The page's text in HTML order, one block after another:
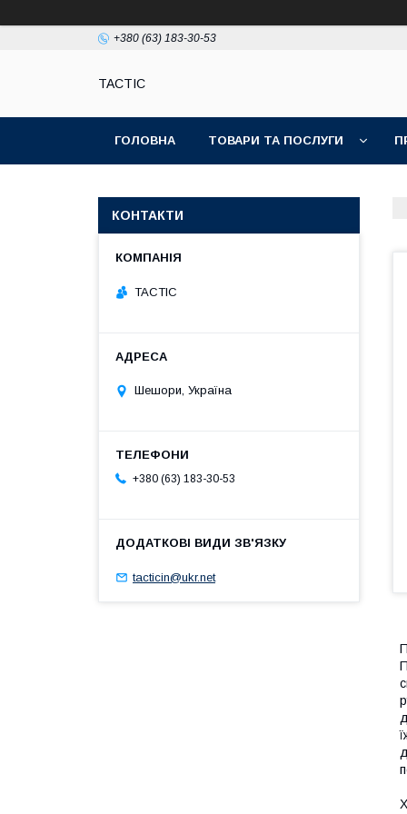
+380 (63) 183-30-53
TACTIC
ГОЛОВНА ТОВАРИ ТА ПОСЛУГИ
КОНТАКТИ
TACTIC
Шешори, Україна
+380 (63) 183-30-53
tacticin@ukr.net